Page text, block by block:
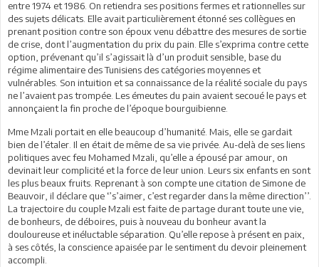
entre 1974 et 1986. On retiendra ses positions fermes et rationnelles sur
des sujets délicats. Elle avait particulièrement étonné ses collègues en
prenant position contre son époux venu débattre des mesures de sortie
de crise, dont l’augmentation du prix du pain. Elle s’exprima contre cette
option, prévenant qu’il s’agissait là d’un produit sensible, base du
régime alimentaire des Tunisiens des catégories moyennes et
vulnérables. Son intuition et sa connaissance de la réalité sociale du pays
ne l’avaient pas trompée. Les émeutes du pain avaient secoué le pays et
annonçaient la fin proche de l’époque bourguibienne.
Mme Mzali portait en elle beaucoup d’humanité. Mais, elle se gardait
bien de l’étaler. Il en était de même de sa vie privée. Au-delà de ses liens
politiques avec feu Mohamed Mzali, qu’elle a épousé par amour, on
devinait leur complicité et la force de leur union. Leurs six enfants en sont
les plus beaux fruits. Reprenant à son compte une citation de Simone de
Beauvoir, il déclare que ‘’s’aimer, c’est regarder dans la même direction’’.
La trajectoire du couple Mzali est faite de partage durant toute une vie,
de bonheurs, de déboires, puis à nouveau du bonheur avant la
douloureuse et inéluctable séparation. Qu’elle repose à présent en paix,
à ses côtés, la conscience apaisée par le sentiment du devoir pleinement
accompli.